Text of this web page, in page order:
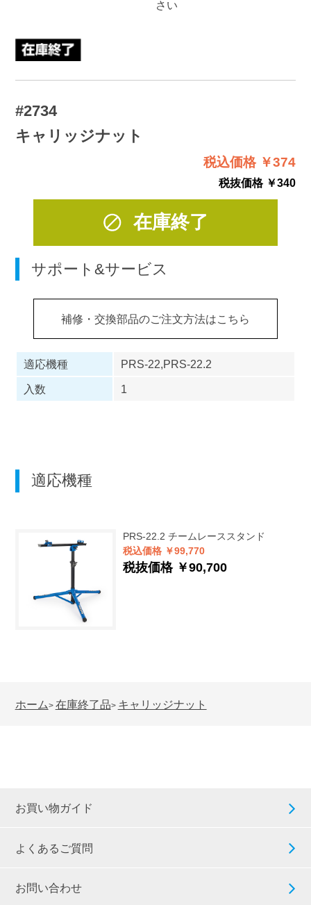
さい
#2734
キャリッジナット
税込価格 ￥374
税抜価格 ￥340
在庫終了
サポート&サービス
補修・交換部品のご注文方法はこちら
適応機種
PRS-22,PRS-22.2
入数
1
適応機種
PRS-22.2 チームレーススタンド
税込価格 ￥99,770
税抜価格 ￥90,700
ホーム> 在庫終了品> キャリッジナット
お買い物ガイド
よくあるご質問
お問い合わせ